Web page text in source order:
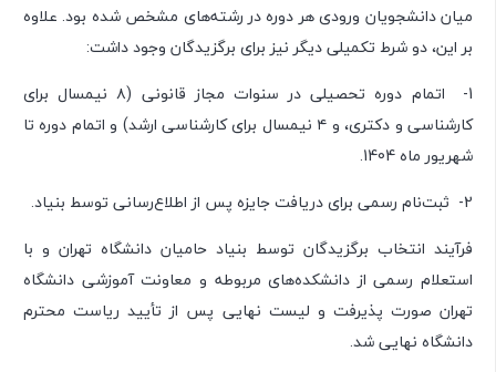
میان دانشجویان ورودی هر دوره در رشته‌های مشخص شده بود. علاوه
بر این، دو شرط تکمیلی دیگر نیز برای برگزیدگان وجود داشت:
1- اتمام دوره تحصیلی در سنوات مجاز قانونی (۸ نیمسال برای
کارشناسی و دکتری، و ۴ نیمسال برای کارشناسی ارشد) و اتمام دوره تا
شهریور ماه 1404.
2- ثبت‌نام رسمی برای دریافت جایزه پس از اطلاع‌رسانی توسط بنیاد.
فرآیند انتخاب برگزیدگان توسط بنیاد حامیان دانشگاه تهران و با
استعلام رسمی از دانشکده‌های مربوطه و معاونت آموزشی دانشگاه
تهران صورت پذیرفت و لیست نهایی پس از تأیید ریاست محترم
دانشگاه نهایی شد.